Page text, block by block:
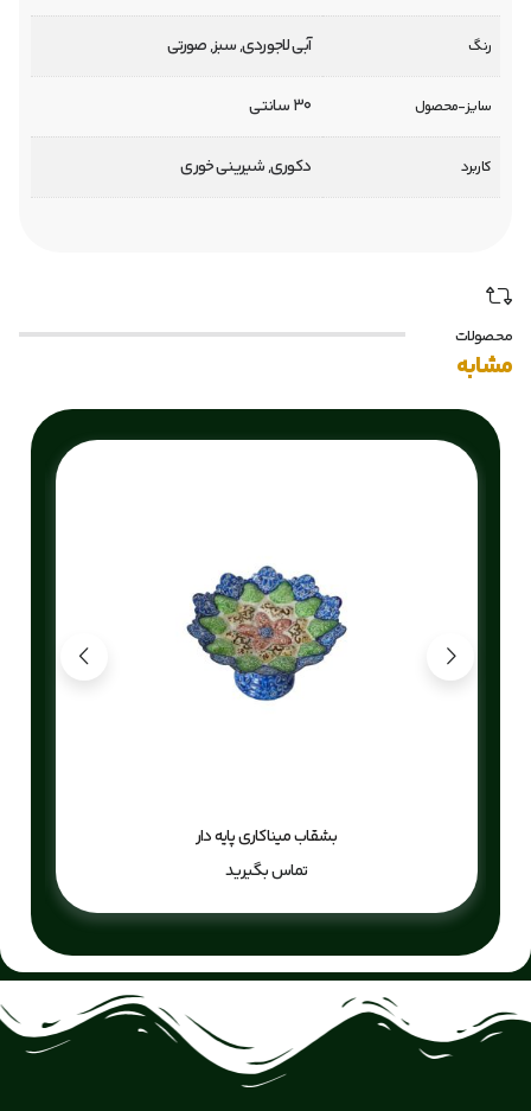
رنگ آبی لاجوردی, سبز, صورتی
سایز-محصول 30 سانتی
کاربرد دکوری, شیرینی خوری
محصولات
مشابه
بشقاب میناکاری پایه دار
تماس بگیرید